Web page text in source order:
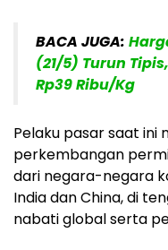
BACA JUGA:
(21/5) Turun
Rp39 Ribu/Kg
Pelaku pasar saat ini
perkembangan
dari negara-negara
India dan China, di
nabati global serta